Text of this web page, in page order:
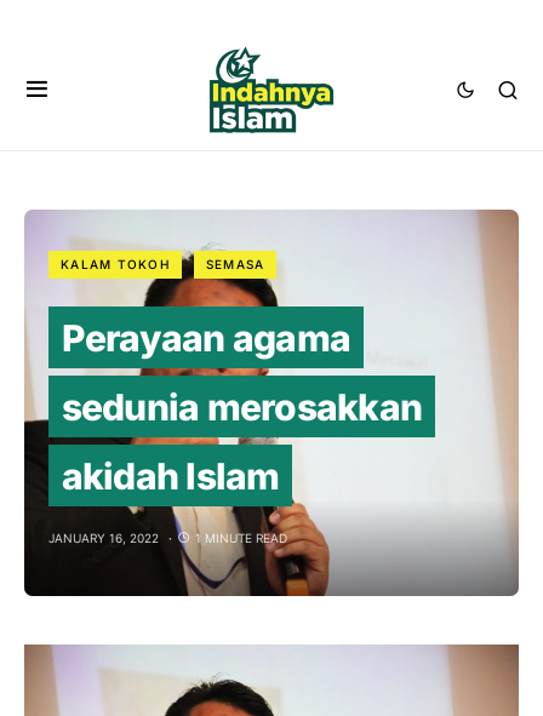
KALAM TOKOH SEMASA
Perayaan agama
sedunia merosakkan
akidah Islam
JANUARY 16, 2022 1 MINUTE READ